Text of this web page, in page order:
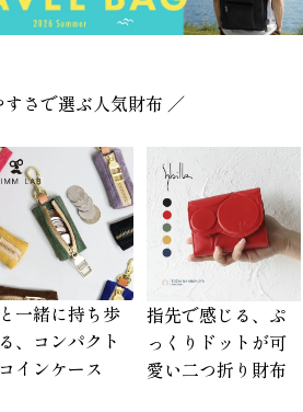
さで選ぶ人気財布 ／
一緒に持ち歩
、コンパクト
インケース
指先で感じる、ぷ
っくりドットが可
愛い二つ折り財布